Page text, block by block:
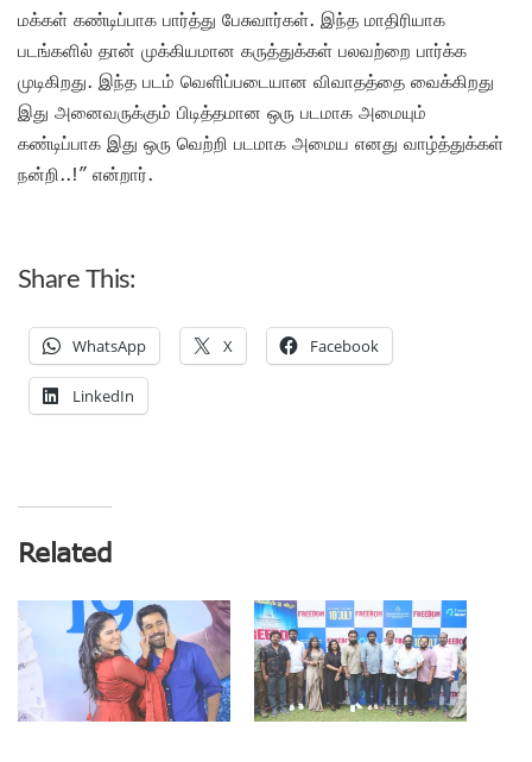
மக்கள் கண்டிப்பாக பார்த்து பேசுவார்கள். இந்த மாதிரியாக
படங்களில் தான் முக்கியமான கருத்துக்கள் பலவற்றை பார்க்க
முடிகிறது. இந்த படம் வெளிப்படையான விவாதத்தை வைக்கிறது
இது அனைவருக்கும் பிடித்தமான ஒரு படமாக அமையும்
கண்டிப்பாக இது ஒரு வெற்றி படமாக அமைய எனது வாழ்த்துக்கள்
நன்றி..!” என்றார்.
Share This:
WhatsApp X Facebook
LinkedIn
Related